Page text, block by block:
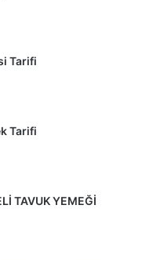
Tarifi
Tarifi
TAVUK YEMEĞİ